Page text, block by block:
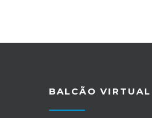
BALCÃO VIRTUAL